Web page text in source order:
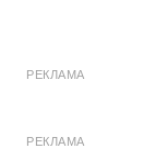
РЕКЛАМА
РЕКЛАМА